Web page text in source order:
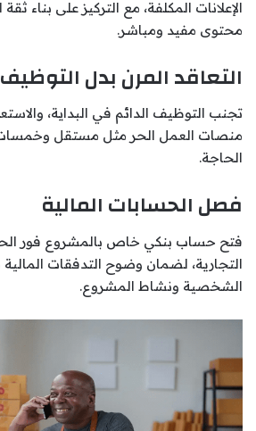
الإعلانات المكلفة، مع التركيز على بناء
محتوى مفيد ومباشر.
التعاقد المرن بدل التوظيف
تجنب التوظيف الدائم في البداية،
منصات العمل الحر مثل مستقل
الحاجة.
فصل الحسابات المالية
فتح حساب بنكي خاص بالمشروع فور
التجارية، لضمان وضوح التدفقات
الشخصية ونشاط المشروع.